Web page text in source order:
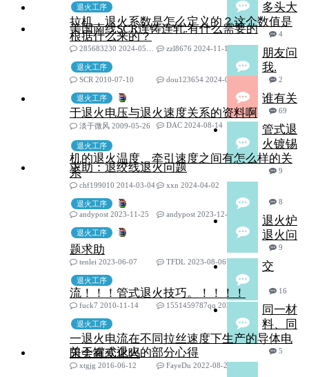
退火工序
多头大
拉机，退火系数是怎么定义的？这个数值是
根据什么来的？
4
285683230 2024-05-08
zzl8676 2024-11-12
退火工序
美国南线SCR连铸连轧.有什么需要的
朋友问
我.
2
SCR 2010-07-10 dou123654 2024-09-27
退火工序
谁有关
于退火电压与退火速度关系的资料啊
69
淡于微风 2009-05-26
DAC 2024-08-14
退火工序
管式退
火镀锡
机的退火温度、牵引速度之间有怎么样的关
系
9
chf199010 2014-03-04
xxn 2024-04-02
退火工序
求助：退绞线退火问题
8
andypost 2023-11-25
andypost 2023-12-08
退火工序
退火炉
退火问
题求助
9
tenlei 2023-06-07
TFDL 2023-08-06
退火工序
交
流！！！管式退火技巧。！！！！
16
fuck7 2010-11-14
1551459787qq 2022-11-06
退火工序
同一材
料、同
一退火电流在不同拉丝速度下生产的导体电
阻会有变化吗
5
xtgjg 2016-06-12
FayeDu 2022-08-22
关于罐式退火的部分心得